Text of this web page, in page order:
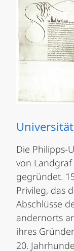
Die Philipps-
von
gegründet.
Privileg, das
Abschlüsse
andernorts
ihres
20.